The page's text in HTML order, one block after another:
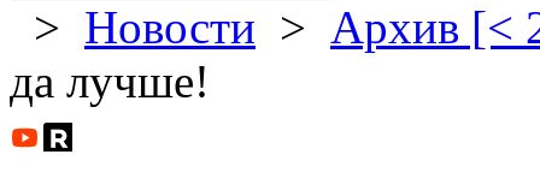
> Новости > Архив [<
да лучше!